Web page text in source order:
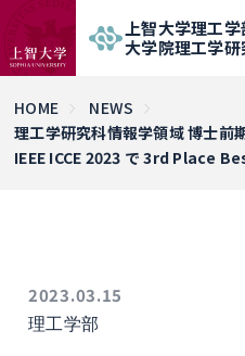
上智大学理工
大学院理工学研
HOME
NEWS
理工学研究科情報学領域 博士前
IEEE ICCE 2023 で 3rd Place
2023.03.15
理工学部